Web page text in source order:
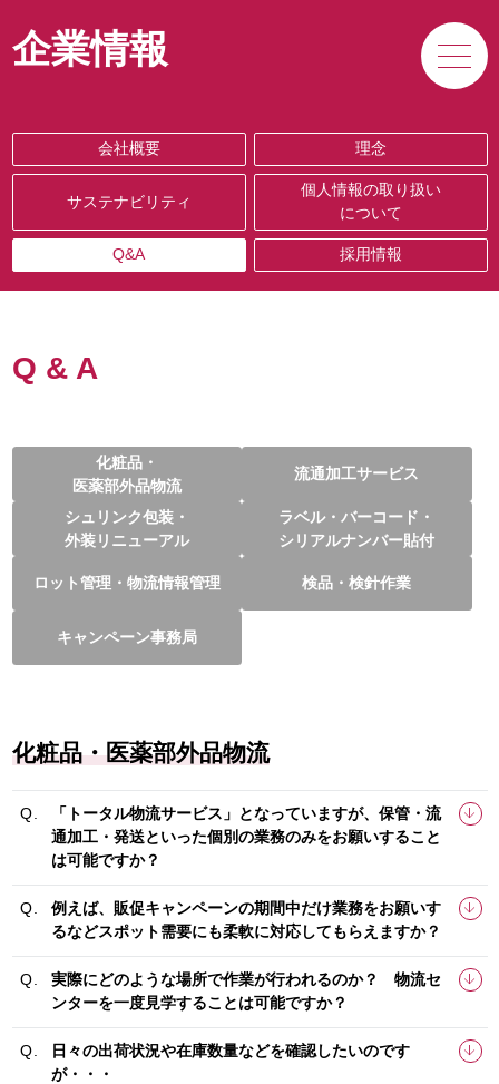
サービス
企業情報
企業情報
会社概要 理念
サステナビリティ
個人情報の取り扱い
について
Q&A 採用情報
Q & A
化粧品・
医薬部外品物流
流通加工サービス
シュリンク包装・
外装リニューアル
ラベル・バーコード・
シリアルナンバー貼付
ロット管理・物流情報管理 検品・検針作業
キャンペーン事務局
化粧品・医薬部外品物流
「トータル物流サービス」となっていますが、保管・流
通加工・発送といった個別の業務のみをお願いすること
は可能ですか？
例えば、販促キャンペーンの期間中だけ業務をお願いす
るなどスポット需要にも柔軟に対応してもらえますか？
実際にどのような場所で作業が行われるのか？ 物流セ
ンターを一度見学することは可能ですか？
日々の出荷状況や在庫数量などを確認したいのです
が・・・